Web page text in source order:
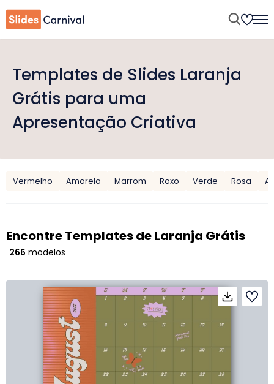
Templates de Slides Laranja
Grátis para uma
Apresentação Criativa
Vermelho Amarelo Marrom Roxo Verde Rosa
Encontre Templates de Laranja Grátis
266 modelos